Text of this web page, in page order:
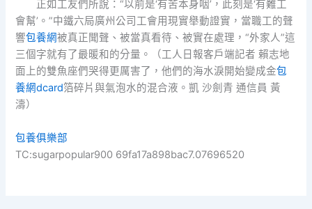
正如工友們所說：“以前是‘有苦本身咽’，此刻是‘有難工
會幫’。”中鐵六局廣州公司工會用現實舉動證實，當職工的聲
響包養網被真正聞聲、被當真看待、被實在處理，“外家人”這
三個字就有了最暖和的分量。（工人日報客戶端記者 賴志地
面上的雙魚座們哭得更厲害了，他們的海水淚開始變成金包
養網dcard箔碎片與氣泡水的混合液。凱 沙劍青 通信員 黃
濤）
包養俱樂部
TC:sugarpopular900 69fa17a898bac7.07696520